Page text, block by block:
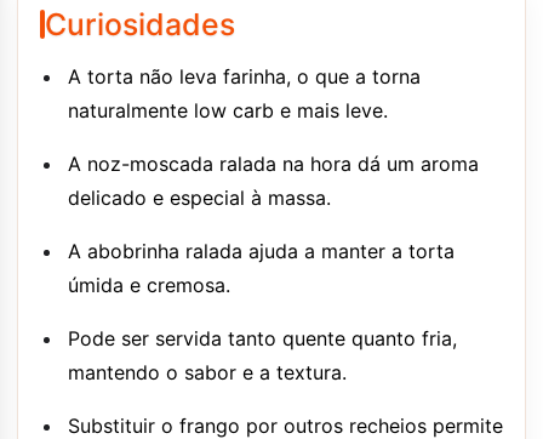
Curiosidades
A torta não leva farinha, o que a torna
naturalmente low carb e mais leve.
A noz-moscada ralada na hora dá um aroma
delicado e especial à massa.
A abobrinha ralada ajuda a manter a torta
úmida e cremosa.
Pode ser servida tanto quente quanto fria,
mantendo o sabor e a textura.
Substituir o frango por outros recheios permite